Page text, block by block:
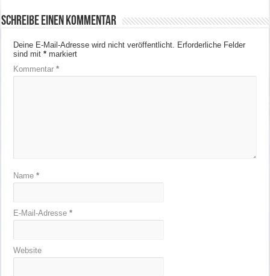
Schreibe einen Kommentar
Deine E-Mail-Adresse wird nicht veröffentlicht. Erforderliche Felder
sind mit* markiert
Kommentar*
Name*
E-Mail-Adresse*
Website